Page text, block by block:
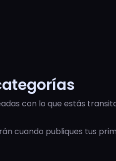
con lo que estás
cuando publiques tus